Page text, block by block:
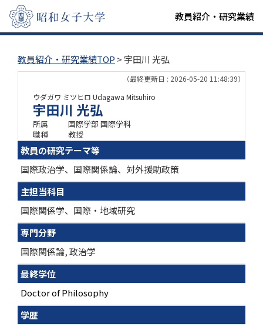
教員紹介・研究業績
教員紹介・研究業績TOP > 宇田川 光弘
（最終更新日 : 2026-05-20 11:48:39）
ウダガワ ミツヒロ Udagawa Mitsuhiro
宇田川 光弘
所属
国際学部 国際学科
職種
教授
教員の研究テーマ等
国際政治学、国際関係論、対外援助政策
主担当科目
国際関係学、国際・地域研究
専門分野
国際関係論, 政治学
最終学位
Doctor of Philosophy
学歴